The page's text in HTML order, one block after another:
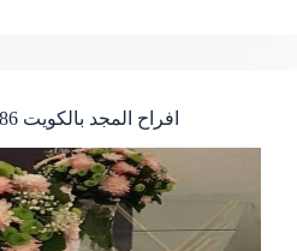
افراح المجد بالكويت